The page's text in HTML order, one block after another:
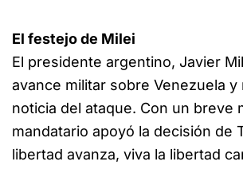
El festejo de Milei
El presidente argentino, Javier
avance militar sobre Venezuela y
noticia del ataque. Con un breve
mandatario apoyó la decisión de
libertad avanza, viva la libertad